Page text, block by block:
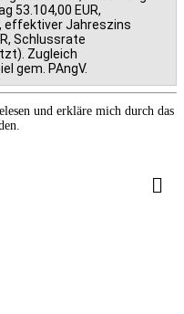
53.104,00 EUR,
effektiver Jahreszins
Schlussrate
Zugleich
gem. PAngV.
und erkläre mich durch das